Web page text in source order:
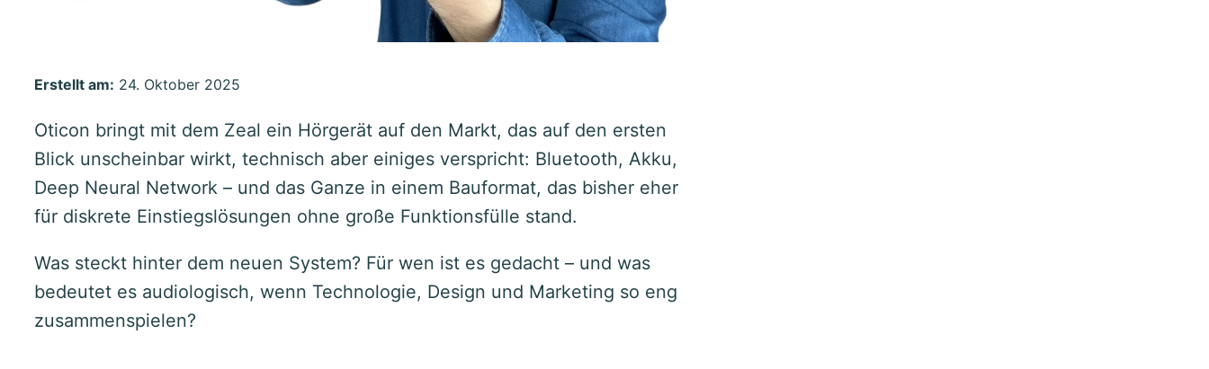
Erstellt am: 24. Oktober 2025
Oticon bringt mit dem Zeal ein Hörgerät auf den Markt, das auf den ersten
Blick unscheinbar wirkt, technisch aber einiges verspricht: Bluetooth, Akku,
Deep Neural Network – und das Ganze in einem Bauformat, das bisher eher
für diskrete Einstiegslösungen ohne große Funktionsfülle stand.
Was steckt hinter dem neuen System? Für wen ist es gedacht – und was
bedeutet es audiologisch, wenn Technologie, Design und Marketing so eng
zusammenspielen?